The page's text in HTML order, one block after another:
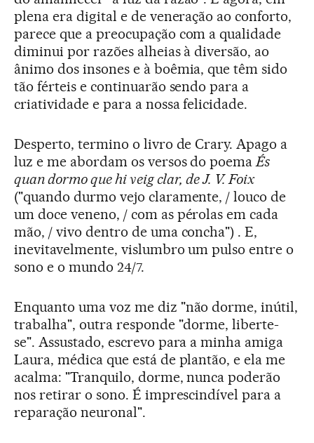
plena era digital e de veneração ao conforto,
parece que a preocupação com a qualidade
diminui por razões alheias à diversão, ao
ânimo dos insones e à boêmia, que têm sido
tão férteis e continuarão sendo para a
criatividade e para a nossa felicidade.
Desperto, termino o livro de Crary. Apago a
luz e me abordam os versos do poemaÉs
quan dormo que hi veig clar, de J. V. Foix
("quando durmo vejo claramente, / louco de
um doce veneno, / com as pérolas em cada
mão, / vivo dentro de uma concha") . E,
inevitavelmente, vislumbro um pulso entre o
sono e o mundo 24/7.
Enquanto uma voz me diz "não dorme, inútil,
trabalha", outra responde "dorme, liberte-
se". Assustado, escrevo para a minha amiga
Laura, médica que está de plantão, e ela me
acalma: "Tranquilo, dorme, nunca poderão
nos retirar o sono. É imprescindível para a
reparação neuronal".